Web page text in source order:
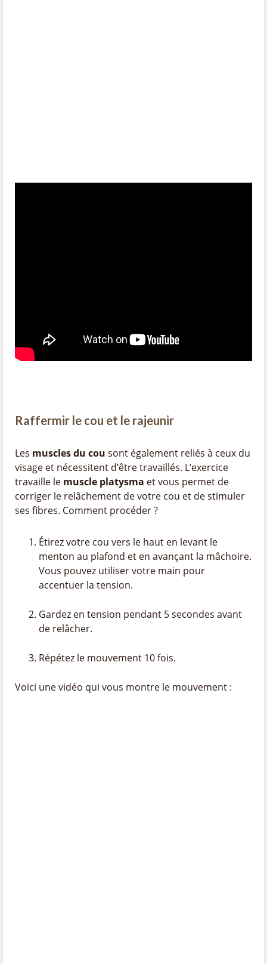
Raffermir le cou et le rajeunir
Les muscles du cou sont également reliés à ceux du
visage et nécessitent d’être travaillés. L’exercice
travaille le muscle platysma et vous permet de
corriger le relâchement de votre cou et de stimuler
ses fibres. Comment procéder ?
Étirez votre cou vers le haut en levant le
menton au plafond et en avançant la mâchoire.
Vous pouvez utiliser votre main pour
accentuer la tension.
Gardez en tension pendant 5 secondes avant
de relâcher.
Répétez le mouvement 10 fois.
Voici une vidéo qui vous montre le mouvement :